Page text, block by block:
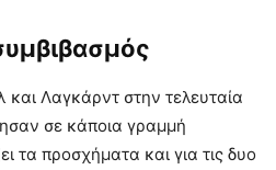
Λαγκάρντ στην τελευταία
σε κάποια γραμμή
τα προσχήματα και για τις δυο